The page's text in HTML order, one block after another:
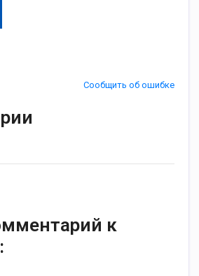
Сообщить об ошибке
к